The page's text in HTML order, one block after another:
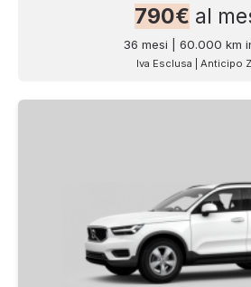
790€ al
36 mesi | 60.000 km
Iva Esclusa | Anticipo